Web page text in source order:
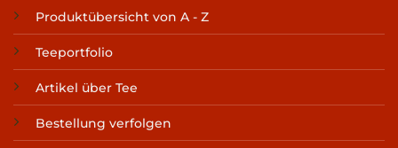
Produktübersicht von A - Z
Teeportfolio
Artikel über Tee
Bestellung verfolgen